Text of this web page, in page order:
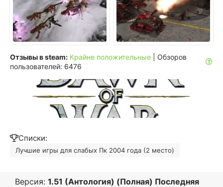
Отзывы в steam: Крайне положительные
| Обзоров
пользователей: 6476
Списки:
Лучшие игры для слабых Пк 2004 года (2 место)
Версия: 1.51 (Антология) (Полная) Последняя